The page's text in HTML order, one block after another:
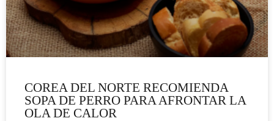
COREA DEL NORTE RECOMIENDA
SOPA DE PERRO PARA AFRONTAR LA
OLA DE CALOR